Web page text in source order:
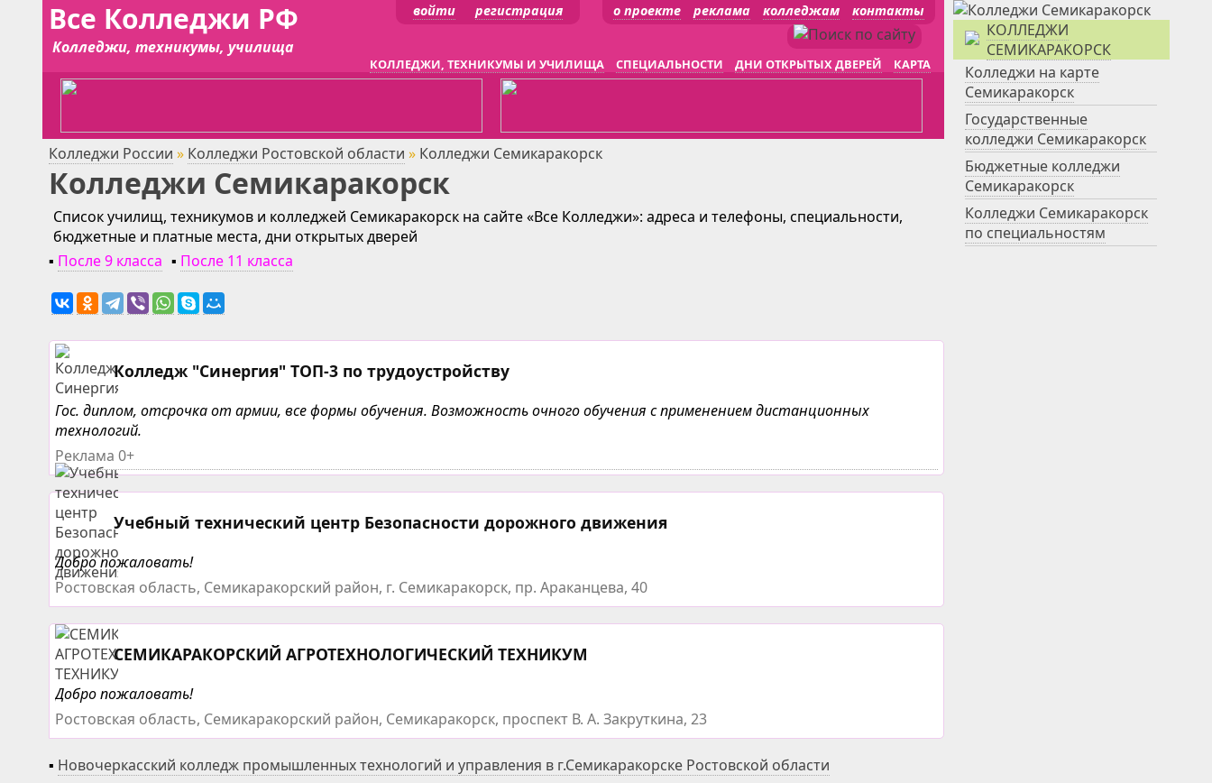
Все Колледжи РФ
Колледжи, техникумы, училища
о проекте реклама колледжам контакты
войти регистрация
КОЛЛЕДЖИ, ТЕХНИКУМЫ И УЧИЛИЩА СПЕЦИАЛЬНОСТИ ДНИ ОТКРЫТЫХ ДВЕРЕЙ КАРТА
Колледжи России » Колледжи Ростовской области » Колледжи Семикаракорск
Колледжи Семикаракорск
Список училищ, техникумов и колледжей Семикаракорск на сайте «Все Колледжи»: адреса и телефоны, специальности,
бюджетные и платные места, дни открытых дверей
▪ После 9 класса ▪ После 11 класса
Колледж "Синергия" ТОП-3 по трудоустройству
Гос. диплом, отсрочка от армии, все формы обучения. Возможность очного обучения с применением дистанционных
технологий.
Реклама 0+
Учебный технический центр Безопасности дорожного движения
Добро пожаловать!
Ростовская область, Семикаракорский район, г. Семикаракорск, пр. Араканцева, 40
СЕМИКАРАКОРСКИЙ АГРОТЕХНОЛОГИЧЕСКИЙ ТЕХНИКУМ
Добро пожаловать!
Ростовская область, Семикаракорский район, Семикаракорск, проспект В. А. Закруткина, 23
▪ Новочеркасский колледж промышленных технологий и управления в г.Семикаракорске Ростовской области
КОЛЛЕДЖИ
СЕМИКАРАКОРСК
Колледжи на карте
Семикаракорск
Государственные
колледжи Семикаракорск
Бюджетные колледжи
Семикаракорск
Колледжи Семикаракорск
по специальностям